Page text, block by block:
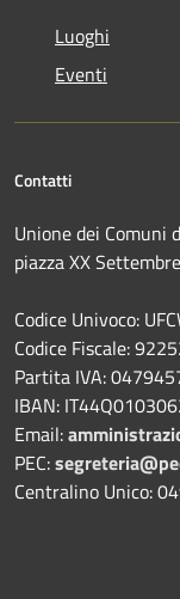
Luoghi
Eventi
Contatti
Unione dei Comuni
piazza XX
Codice Univoco:
Codice Fiscale:
Partita IVA:
IBAN:
Email:
PEC:
Centralino Unico: